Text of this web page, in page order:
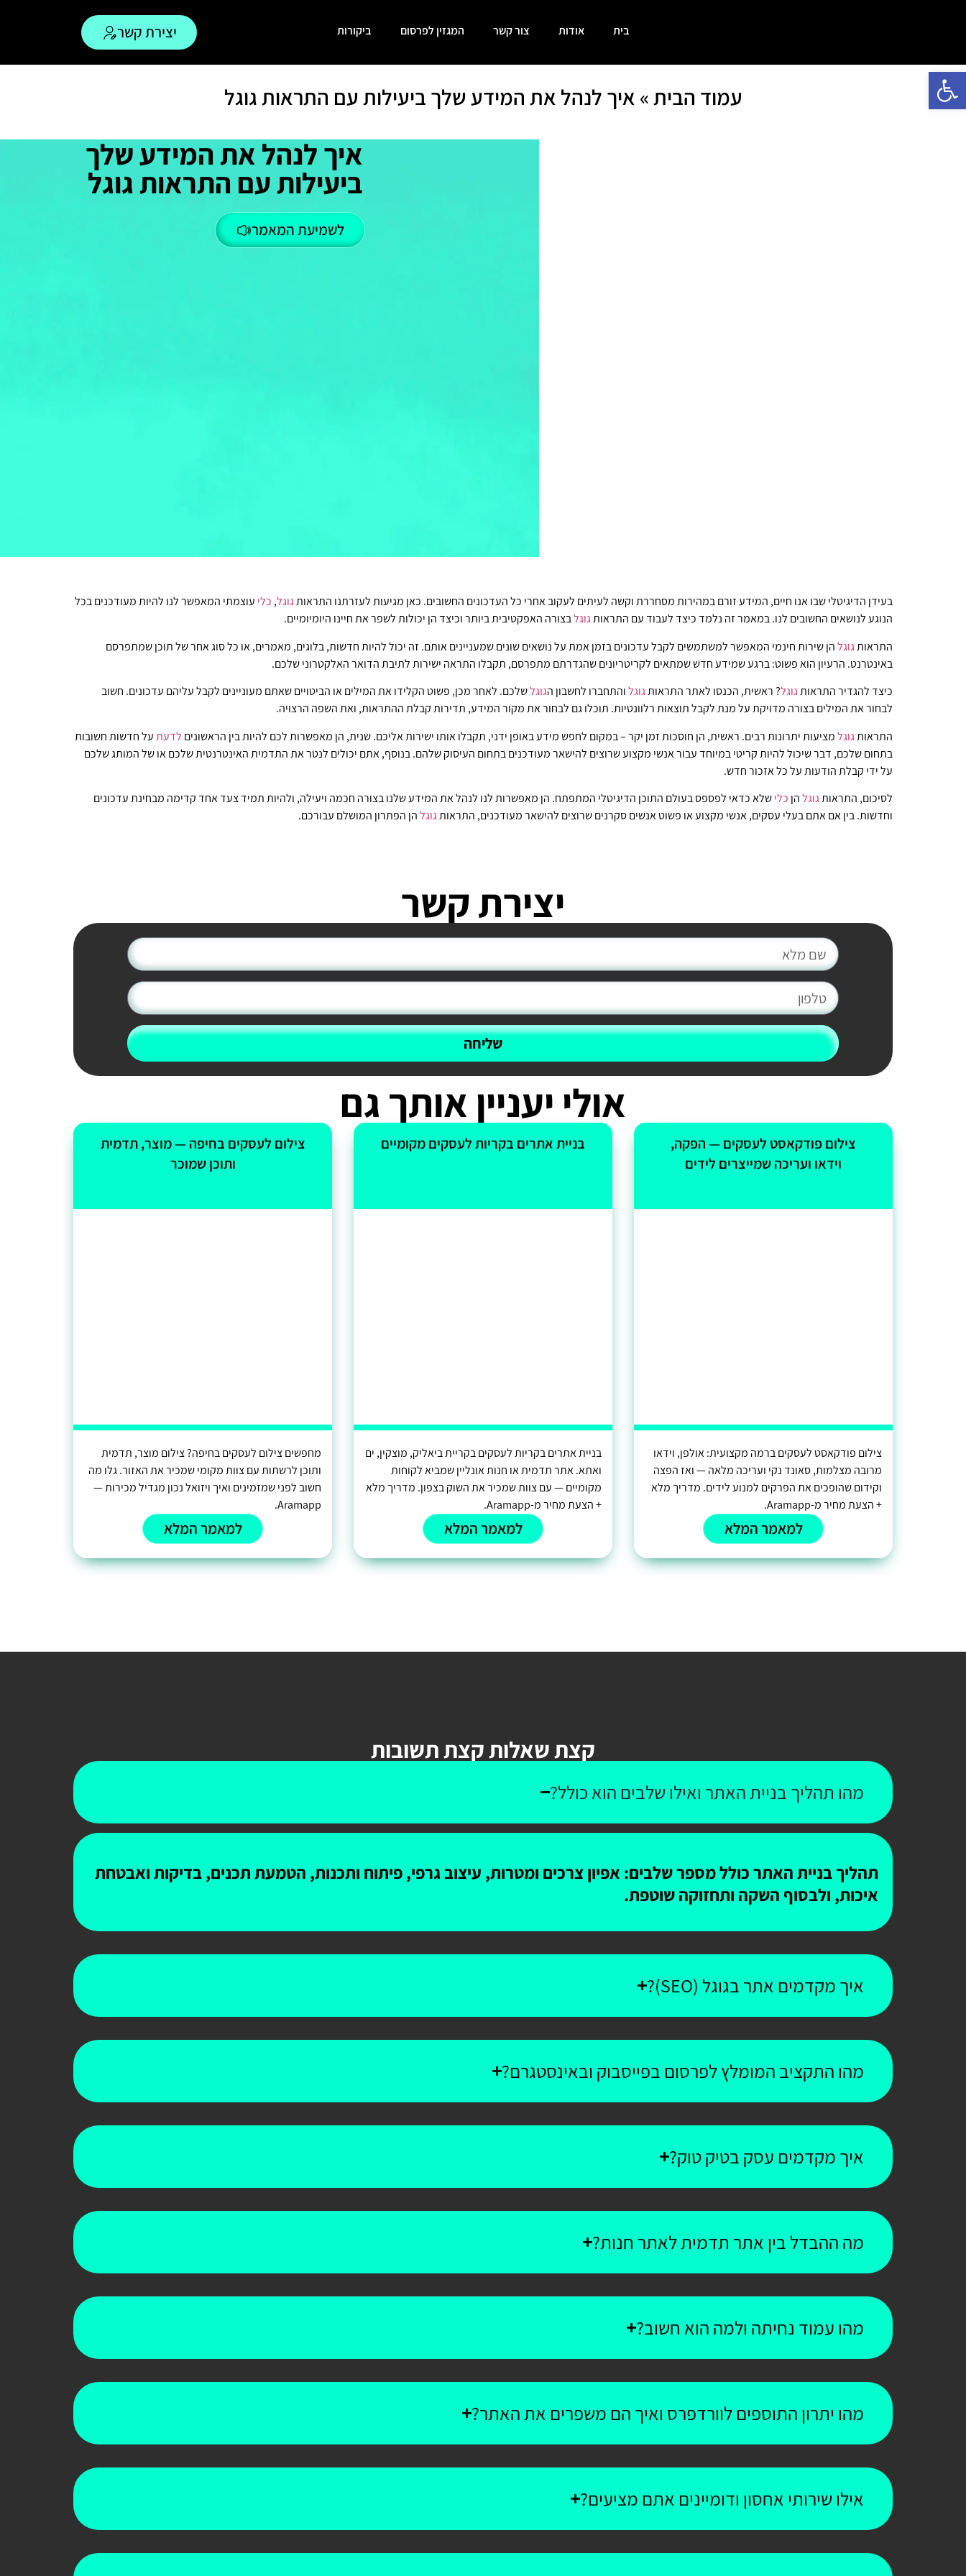
בית אודות צור קשר המגזין לפרסום ביקורות יצירת קשר
עמוד הבית» איך לנהל את המידע שלך ביעילות עם התראות גוגל
איך לנהל את המידע שלך
ביעילות עם התראות גוגל
לשמיעת המאמר
בעידן הדיגיטלי שבו אנו חיים, המידע זורם במהירות מסחררת וקשה לעיתים לעקוב אחרי כל העדכונים החשובים. כאן מגיעות לעזרתנו התראותגוגל, כלי עוצמתי המאפשר לנו להיות מעודכנים בכל
הנוגע לנושאים החשובים לנו. במאמר זה נלמד כיצד לעבוד עם התראותגוגלבצורה האפקטיבית ביותר וכיצד הן יכולות לשפר את חיינו היומיומיים.
התראותגוגלהן שירות חינמי המאפשר למשתמשים לקבל עדכונים בזמן אמת על נושאים שונים שמעניינים אותם. זה יכול להיות חדשות, בלוגים, מאמרים, או כל סוג אחר של תוכן שמתפרסם
באינטרנט. הרעיון הוא פשוט: ברגע שמידע חדש שמתאים לקריטריונים שהגדרתם מתפרסם, תקבלו התראה ישירות לתיבת הדואר האלקטרוני שלכם.
כיצד להגדיר התראותגוגל? ראשית, הכנסו לאתר התראותגוגלוהתחברו לחשבון הגוגלשלכם. לאחר מכן, פשוט הקלידו את המילים או הביטויים שאתם מעוניינים לקבל עליהם עדכונים. חשוב
לבחור את המילים בצורה מדויקת על מנת לקבל תוצאות רלוונטיות. תוכלו גם לבחור את מקור המידע, תדירות קבלת ההתראות, ואת השפה הרצויה.
התראותגוגלמציעות יתרונות רבים. ראשית, הן חוסכות זמן יקר – במקום לחפש מידע באופן ידני, תקבלו אותו ישירות אליכם. שנית, הן מאפשרות לכם להיות בין הראשונים לדעתעל חדשות חשובות
בתחום שלכם, דבר שיכול להיות קריטי במיוחד עבור אנשי מקצוע שרוצים להישאר מעודכנים בתחום העיסוק שלהם. בנוסף, אתם יכולים לנטר את התדמית האינטרנטית שלכם או של המותג שלכם
על ידי קבלת הודעות על כל אזכור חדש.
לסיכום, התראותגוגלהן כלישלא כדאי לפספס בעולם התוכן הדיגיטלי המתפתח. הן מאפשרות לנו לנהל את המידע שלנו בצורה חכמה ויעילה, ולהיות תמיד צעד אחד קדימה מבחינת עדכונים
וחדשות. בין אם אתם בעלי עסקים, אנשי מקצוע או פשוט אנשים סקרנים שרוצים להישאר מעודכנים, התראותגוגלהן הפתרון המושלם עבורכם.
יצירת קשר
שליחה
אולי יעניין אותך גם
צילום פודקאסט לעסקים — הפקה,
וידאו ועריכה שמייצרים לידים
צילום פודקאסט לעסקים ברמה מקצועית: אולפן, וידאו
מרובה מצלמות, סאונד נקי ועריכה מלאה — ואז הפצה
וקידום שהופכים את הפרקים למנוע לידים. מדריך מלא
+ הצעת מחיר מ-Aramapp.
למאמר המלא
בניית אתרים בקריות לעסקים מקומיים
בניית אתרים בקריות לעסקים בקריית ביאליק, מוצקין, ים
ואתא. אתר תדמית או חנות אונליין שמביא לקוחות
מקומיים — עם צוות שמכיר את השוק בצפון. מדריך מלא
+ הצעת מחיר מ-Aramapp.
למאמר המלא
צילום לעסקים בחיפה — מוצר, תדמית
ותוכן שמוכר
מחפשים צילום לעסקים בחיפה? צילום מוצר, תדמית
ותוכן לרשתות עם צוות מקומי שמכיר את האזור. גלו מה
חשוב לפני שמזמינים ואיך ויזואל נכון מגדיל מכירות —
Aramapp.
למאמר המלא
קצת שאלות קצת תשובות
מהו תהליך בניית האתר ואילו שלבים הוא כולל?
תהליך בניית האתר כולל מספר שלבים: אפיון צרכים ומטרות, עיצוב גרפי, פיתוח ותכנות, הטמעת תכנים, בדיקות ואבטחת
איכות, ולבסוף השקה ותחזוקה שוטפת.
איך מקדמים אתר בגוגל (SEO)?
מהו התקציב המומלץ לפרסום בפייסבוק ובאינסטגרם?
איך מקדמים עסק בטיק טוק?
מה ההבדל בין אתר תדמית לאתר חנות?
מהו עמוד נחיתה ולמה הוא חשוב?
מהו יתרון התוספים לוורדפרס ואיך הם משפרים את האתר?
אילו שירותי אחסון ודומיינים אתם מציעים?
פתח סרגל נגישות